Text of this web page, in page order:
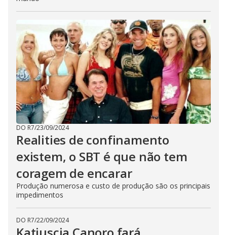
DO R7/23/09/2024
Realities de confinamento
existem, o SBT é que não tem
coragem de encarar
Produção numerosa e custo de produção são os principais
impedimentos
DO R7/22/09/2024